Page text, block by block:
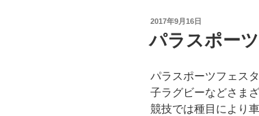
投
日:
2017年9月16日
パラスポー
パラスポーツフェス
子ラグビーなどさま
競技では種目により